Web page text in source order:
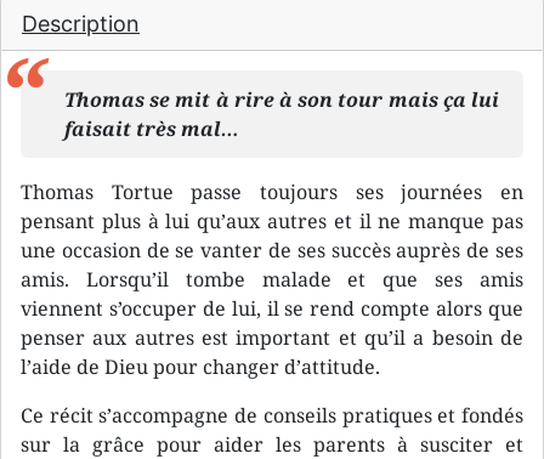
Description
Thomas se mit à rire à son tour mais ça lui
faisait très mal…
Thomas Tortue passe toujours ses journées en
pensant plus à lui qu’aux autres et il ne manque pas
une occasion de se vanter de ses succès auprès de ses
amis. Lorsqu’il tombe malade et que ses amis
viennent s’occuper de lui, il se rend compte alors que
penser aux autres est important et qu’il a besoin de
l’aide de Dieu pour changer d’attitude.
Ce récit s’accompagne de conseils pratiques et fondés
sur la grâce pour aider les parents à susciter et